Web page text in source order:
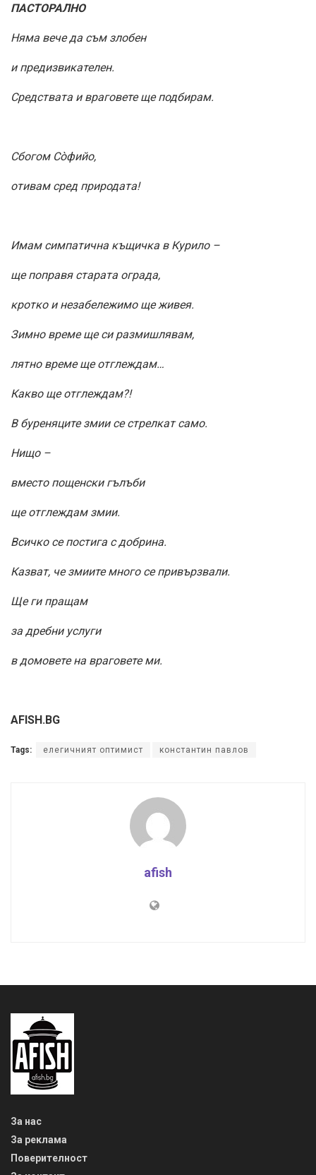
ПАСТОРАЛНО
Няма вече да съм злобен
и предизвикателен.
Средствата и враговете ще подбирам.
Сбогом Сòфийо,
отивам сред природата!
Имам симпатична къщичка в Курило –
ще поправя старата ограда,
кротко и незабележимо ще живея.
Зимно време ще си размишлявам,
лятно време ще отглеждам…
Какво ще отглеждам?!
В буреняците змии се стрелкат само.
Нищо –
вместо пощенски гълъби
ще отглеждам змии.
Всичко се постига с добрина.
Казват, че змиите много се привързвали.
Ще ги пращам
за дребни услуги
в домовете на враговете ми.
AFISH.BG
Tags: елегичният оптимист константин павлов
afish
За нас
За реклама
Поверителност